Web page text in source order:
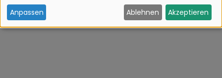
e
r
Anpassen Ablehnen Akzeptieren